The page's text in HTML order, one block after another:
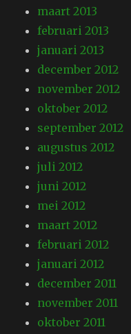
maart 2013
februari 2013
januari 2013
december 2012
november 2012
oktober 2012
september 2012
augustus 2012
juli 2012
juni 2012
mei 2012
maart 2012
februari 2012
januari 2012
december 2011
november 2011
oktober 2011